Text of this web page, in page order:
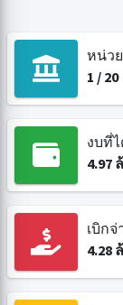
หน่ว
1 / 20
งบที่
4.97
เบิกจ่
4.28